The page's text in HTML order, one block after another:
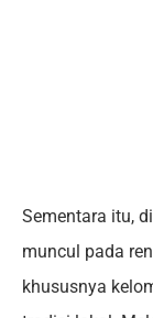
Sementara itu,
muncul pada
khususnya